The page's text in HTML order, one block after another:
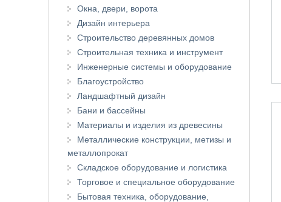
Окна, двери, ворота
Дизайн интерьера
Строительство деревянных домов
Строительная техника и инструмент
Инженерные системы и оборудование
Благоустройство
Ландшафтный дизайн
Бани и бассейны
Материалы и изделия из древесины
Металлические конструкции, метизы и
металлопрокат
Складское оборудование и логистика
Торговое и специальное оборудование
Бытовая техника, оборудование,